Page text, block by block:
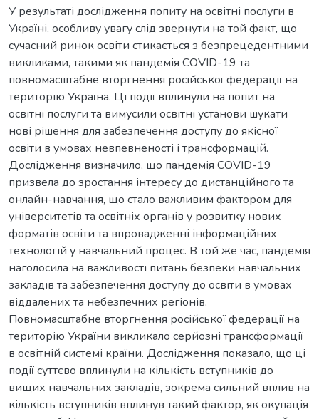
У результаті дослідження попиту на освітні послуги в
Україні, особливу увагу слід звернути на той факт, що
сучасний ринок освіти стикається з безпрецедентними
викликами, такими як пандемія COVID-19 та
повномасштабне вторгнення російської федерації на
територію Україна. Ці події вплинули на попит на
освітні послуги та вимусили освітні установи шукати
нові рішення для забезпечення доступу до якісної
освіти в умовах невпевненості і трансформацій.
Дослідження визначило, що пандемія COVID-19
призвела до зростання інтересу до дистанційного та
онлайн-навчання, що стало важливим фактором для
університетів та освітніх органів у розвитку нових
форматів освіти та впровадженні інформаційних
технологій у навчальний процес. В той же час, пандемія
наголосила на важливості питань безпеки навчальних
закладів та забезпечення доступу до освіти в умовах
віддалених та небезпечних регіонів.
Повномасштабне вторгнення російської федерації на
територію України викликало серйозні трансформації
в освітній системі країни. Дослідження показало, що ці
події суттєво вплинули на кількість вступників до
вищих навчальних закладів, зокрема сильний вплив на
кількість вступників вплинув такий фактор, як окупація